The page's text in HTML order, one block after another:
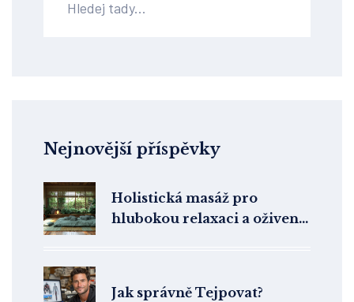
Nejnovější příspěvky
Holistická masáž pro
hlubokou relaxaci a oživení
Jak správně Tejpovat?